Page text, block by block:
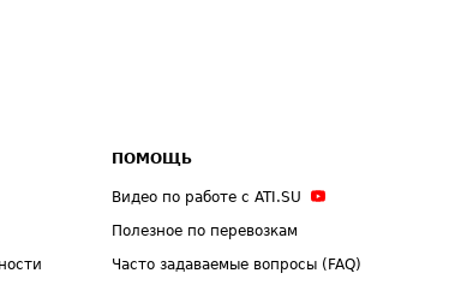
ПОМОЩЬ
Видео по работе с ATI.SU
Полезное по перевозкам
Часто задаваемые вопросы (FAQ)